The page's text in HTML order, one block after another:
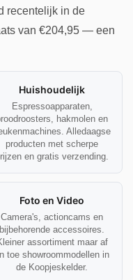
recentelijk in de
van €204,95 — een
Huishoudelijk
Espressoapparaten,
hakmolen en
Alledaagse
producten met scherpe
en gratis verzending.
Foto en Video
Camera's, actioncams en
bijbehorende accessoires.
assortiment maar af
toe showroommodellen in
de Koopjeskelder.